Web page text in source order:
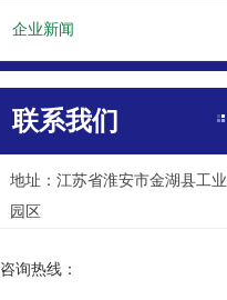
企业新闻
联系我们
地址：江苏省淮安市金湖县工业
园区
咨询热线：